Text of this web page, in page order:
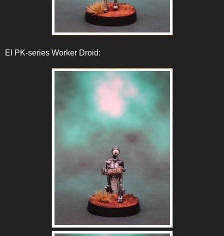
El PK-series Worker Droid: